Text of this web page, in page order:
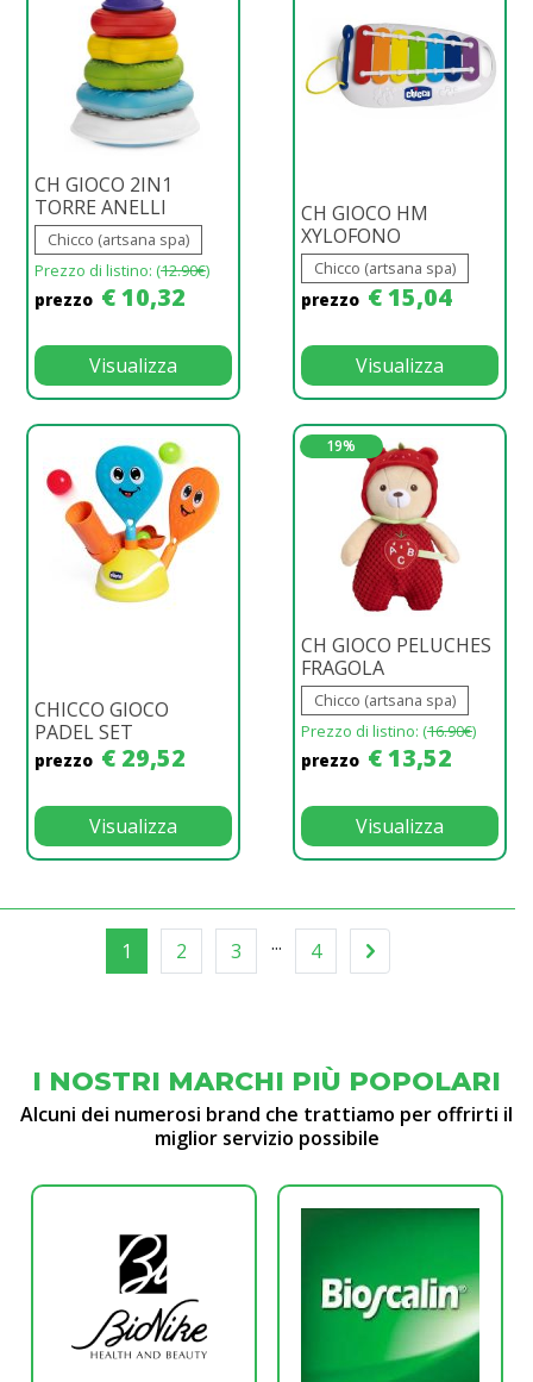
CH GIOCO 2IN1
TORRE ANELLI
Chicco (artsana spa)
Prezzo di listino: (12.90€)
prezzo € 10,32
Visualizza
CH GIOCO HM
XYLOFONO
Chicco (artsana spa)
prezzo € 15,04
Visualizza
CHICCO GIOCO
PADEL SET
prezzo € 29,52
Visualizza
19%
CH GIOCO PELUCHES
FRAGOLA
Chicco (artsana spa)
Prezzo di listino: (16.90€)
prezzo € 13,52
Visualizza
1 2 3 ... 4
I NOSTRI MARCHI PIÙ POPOLARI
Alcuni dei numerosi brand che trattiamo per offrirti il
miglior servizio possibile